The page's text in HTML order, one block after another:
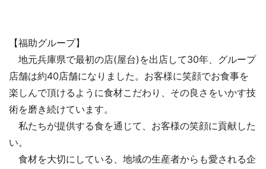
【福助グループ】
地元兵庫県で最初の店(屋台)を出店して30年、グループ
店舗は約40店舗になりました。お客様に笑顔でお食事を
楽しんで頂けるように食材こだわり、その良さをいかす技
術を磨き続けています。
私たちが提供する食を通じて、お客様の笑顔に貢献した
い。
食材を大切にしている、地域の生産者からも愛される企